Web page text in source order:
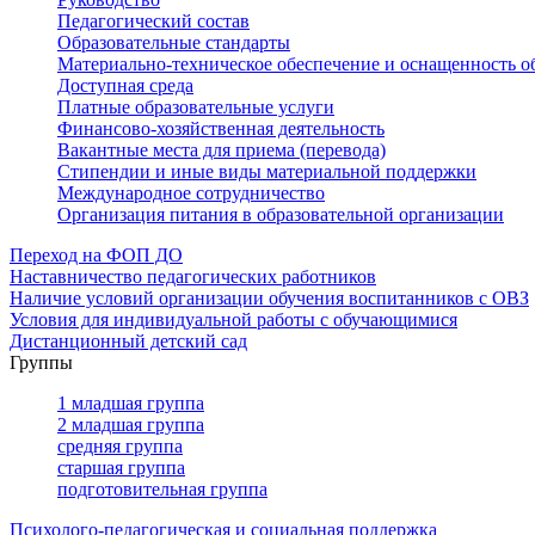
Педагогический состав
Образовательные стандарты
Материально-техническое обеспечение и оснащенность
Доступная среда
Платные образовательные услуги
Финансово-хозяйственная деятельность
Вакантные места для приема (перевода)
Стипендии и иные виды материальной поддержки
Международное сотрудничество
Организация питания в образовательной организации
Переход на ФОП ДО
Наставничество педагогических работников
Наличие условий организации обучения воспитанников с ОВЗ
Условия для индивидуальной работы с обучающимися
Дистанционный детский сад
Группы
1 младшая группа
2 младшая группа
средняя группа
старшая группа
подготовительная группа
Психолого-педагогическая и социальная поддержка